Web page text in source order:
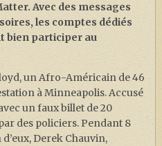
Avec des messages
les comptes dédiés
bien participer au
un Afro-Américain de 46
à Minneapolis. Accusé
un faux billet de 20
des policiers. Pendant 8
Derek Chauvin,